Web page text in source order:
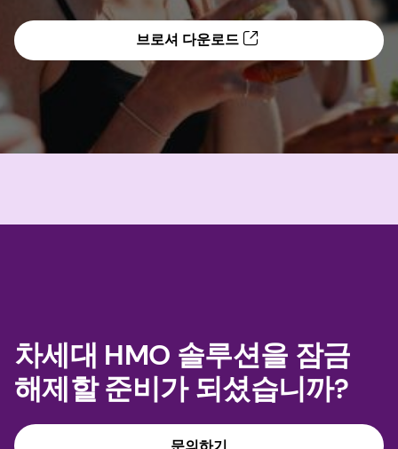
브로셔 다운로드
차세대 HMO 솔루션을 잠금
해제할 준비가 되셨습니까?